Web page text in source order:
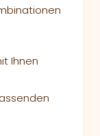
Ihnen